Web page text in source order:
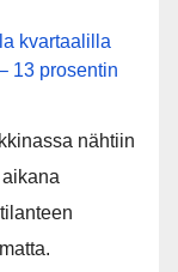
kvartaalilla
13 prosentin
nähtiin